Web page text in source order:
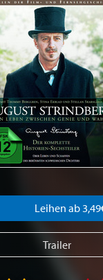
Blog
Leihen ab
Trailer